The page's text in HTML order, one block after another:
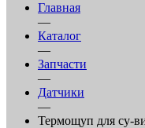
Главная
—
Каталог
—
Запчасти
—
Датчики
—
Термощуп для су-